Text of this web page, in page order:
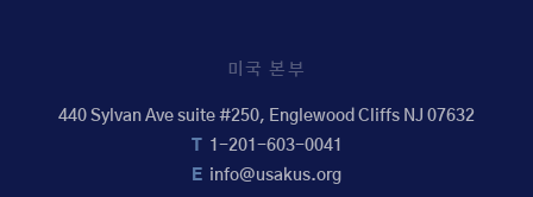
미국 본부
440 Sylvan Ave suite #250, Englewood Cliffs NJ 07632
1-201-603-0041
E info@usakus.org